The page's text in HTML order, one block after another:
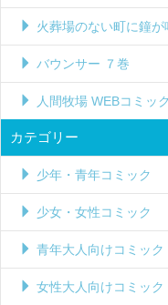
火葬場のない町に鐘
バウンサー ７巻
人間牧場 WEBコミッ
カテゴリー
少年・青年コミック
少女・女性コミック
青年大人向けコミック
女性大人向けコミック